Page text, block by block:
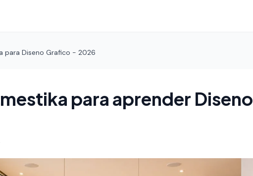
para Diseno Grafico - 2026
para aprender Diseno